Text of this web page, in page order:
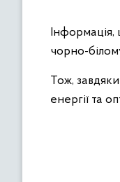
Інформація,
чорно-
Тож,
енергії та